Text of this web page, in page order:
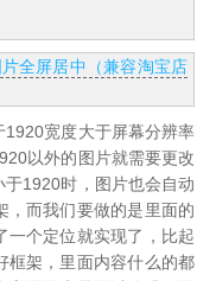
全屏居中（兼容淘宝店
宽度大于屏幕分辨率
以外的图片就需要更改
1920时，图片也会自动
，而我们要做的是里面的
一个定位就实现了，比起
框架，里面内容什么的都